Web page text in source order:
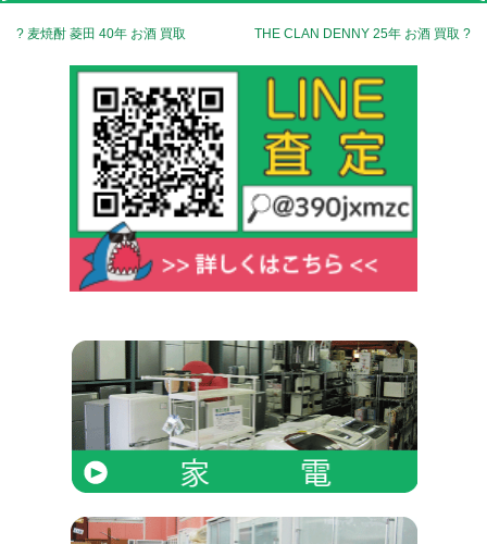
? 麦焼酎 菱田 40年 お酒 買取 THE CLAN DENNY 25年 お酒 買取 ?